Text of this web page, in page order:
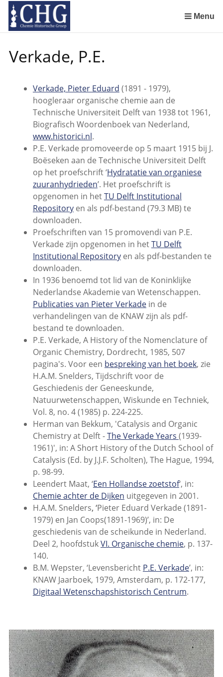
links
over
naar
de
Spring
naar
het
menu
Menu
Verkade, P.E.
Verkade, Pieter Eduard (1891 - 1979),
hoogleraar organische chemie aan de
Technische Universiteit Delft van 1938 tot 1961,
Biografisch Woordenboek van Nederland,
www.historici.nl.
P.E. Verkade promoveerde op 5 maart 1915 bij J.
Boëseken aan de Technische Universiteit Delft
op het proefschrift ‘Hydratatie van organiese
zuuranhydrieden’. Het proefschrift is
opgenomen in hetTU Delft Institutional
Repositoryen als pdf-bestand (79.3 MB) te
downloaden.
Proefschriften van 15 promovendi van P.E.
Verkade zijn opgenomen in hetTU Delft
Institutional Repositoryen als pdf-bestanden te
downloaden.
In 1936 benoemd tot lid van de Koninklijke
Nederlandse Akademie van Wetenschappen.
Publicaties van Pieter Verkadein de
verhandelingen van de KNAW zijn als pdf-
bestand te downloaden.
P.E. Verkade, A History of the Nomenclature of
Organic Chemistry, Dordrecht, 1985, 507
pagina's. Voor een bespreking van het boek, zie
H.A.M. Snelders, Tijdschrift voor de
Geschiedenis der Geneeskunde,
Natuurwetenschappen, Wiskunde en Techniek,
Vol. 8, no. 4 (1985) p. 224-225.
Herman van Bekkum, 'Catalysis and Organic
Chemistry at Delft -The Verkade Years (1939-
1961)', in: A Short History of the Dutch School of
Catalysis (Ed. by J.J.F. Scholten), The Hague, 1994,
p. 98-99.
Leendert Maat, ‘Een Hollandse zoetstof‘, in:
Chemie achter de Dijken uitgegeven in 2001.
H.A.M. Snelders, ‘Pieter Eduard Verkade (1891-
1979) en Jan Coops(1891-1969)’, in: De
geschiedenis van de scheikunde in Nederland.
Deel 2, hoofdstukVI. Organische chemie, p. 137-
140.
B.M. Wepster, ‘Levensbericht P.E. Verkade’, in:
KNAW Jaarboek, 1979, Amsterdam, p. 172-177,
Digitaal Wetenschapshistorisch Centrum.